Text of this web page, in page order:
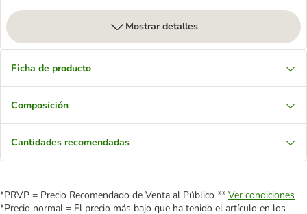
Mostrar detalles
Ficha de producto
Composición
Cantidades recomendadas
*PRVP = Precio Recomendado de Venta al Público ** Ver condiciones
*Precio normal = El precio más bajo que ha tenido el artículo en los